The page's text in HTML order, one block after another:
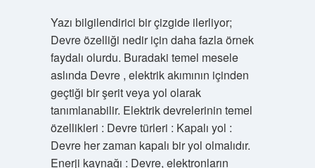
Yazı bilgilendirici bir çizgide ilerliyor;
Devre özelliği nedir için daha fazla örnek
faydalı olurdu. Buradaki temel mesele
aslında Devre , elektrik akımının içinden
geçtiği bir şerit veya yol olarak
tanımlanabilir. Elektrik devrelerinin temel
özellikleri : Devre türleri : Kapalı yol :
Devre her zaman kapalı bir yol olmalıdır.
Enerji kaynağı : Devre, elektronların